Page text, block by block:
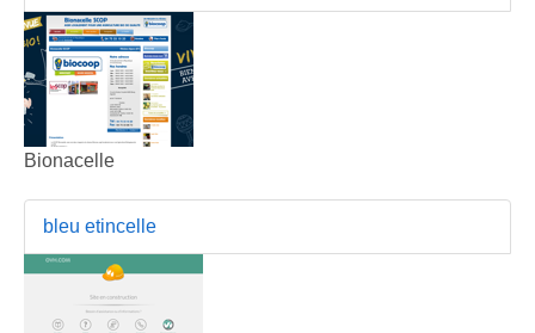
Bionacelle
bleu etincelle